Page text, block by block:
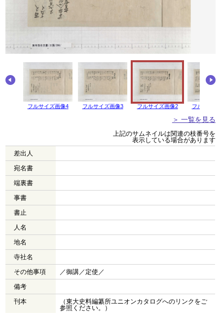
フルサイズ画像4 フルサイズ画像3 フルサイズ画像2 フルサイズ
＞ 一覧を見る
上記のサムネイルは関連の枝番号を
表示している場合があります
差出人
宛名書
端裏書
事書
書止
人名
地名
寺社名
その他事項
／御講／定使／
備考
刊本
（東大史料編纂所ユニオンカタログへのリンクをご
参照ください。）